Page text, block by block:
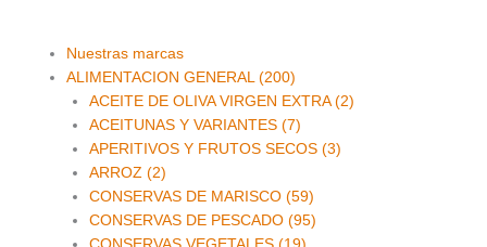
Main
Menu
Nuestras marcas
ALIMENTACION GENERAL (200)
ACEITE DE OLIVA VIRGEN EXTRA (2)
ACEITUNAS Y VARIANTES (7)
APERITIVOS Y FRUTOS SECOS (3)
ARROZ (2)
CONSERVAS DE MARISCO (59)
CONSERVAS DE PESCADO (95)